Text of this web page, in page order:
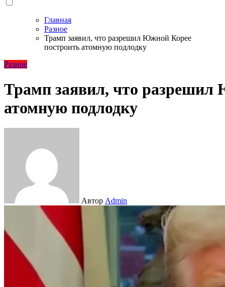
Главная
Разное
Трамп заявил, что разрешил Южной Корее
построить атомную подлодку
Разное
Трамп заявил, что разрешил
атомную подлодку
Автор Admin